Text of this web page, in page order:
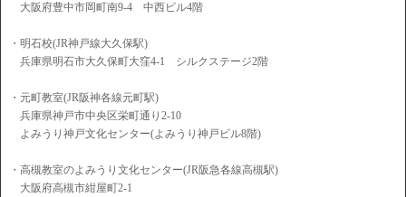
大阪府豊中市岡町南9-4 中西ビル4階
・明石校(JR神戸線大久保駅)
兵庫県明石市大久保町大窪4-1 シルクステージ2階
・元町教室(JR阪神各線元町駅)
兵庫県神戸市中央区栄町通り2-10
よみうり神戸文化センター(よみうり神戸ビル8階)
・高槻教室のよみうり文化センター(JR阪急各線高槻駅)
大阪府高槻市紺屋町2-1